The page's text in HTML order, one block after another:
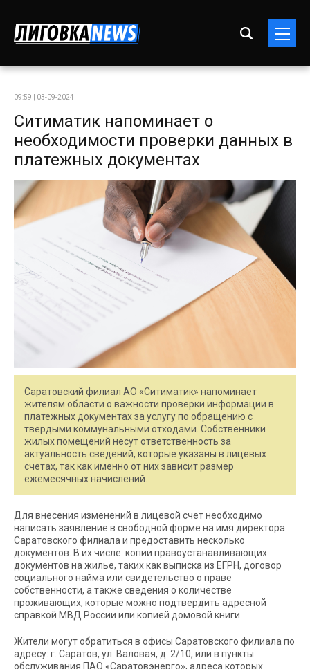
09:59 | 03-09-2024
Ситиматик напоминает о
необходимости проверки данных в
платежных документах
Саратовский филиал АО «Ситиматик» напоминает
жителям области о важности проверки информации в
платежных документах за услугу по обращению с
твердыми коммунальными отходами. Собственники
жилых помещений несут ответственность за
актуальность сведений, которые указаны в лицевых
счетах, так как именно от них зависит размер
ежемесячных начислений.
Для внесения изменений в лицевой счет необходимо
написать заявление в свободной форме на имя директора
Саратовского филиала и предоставить несколько
документов. В их числе: копии правоустанавливающих
документов на жилье, таких как выписка из ЕГРН, договор
социального найма или свидетельство о праве
собственности, а также сведения о количестве
проживающих, которые можно подтвердить адресной
справкой МВД России или копией домовой книги.
Жители могут обратиться в офисы Саратовского филиала по
адресу: г. Саратов, ул. Валовая, д. 2/10, или в пункты
обслуживания ПАО «Саратовэнерго», адреса которых